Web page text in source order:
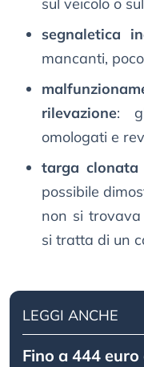
sul veicolo o
segnaletica
mancanti,
rilevazione:
omologati e
targa clonata
possibile
non si trovava
si tratta di un
LEGGI ANCHE
Fino a 444